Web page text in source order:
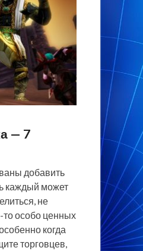
— 7
добавить
каждый может
не
то особо ценных
когда
торговцев,